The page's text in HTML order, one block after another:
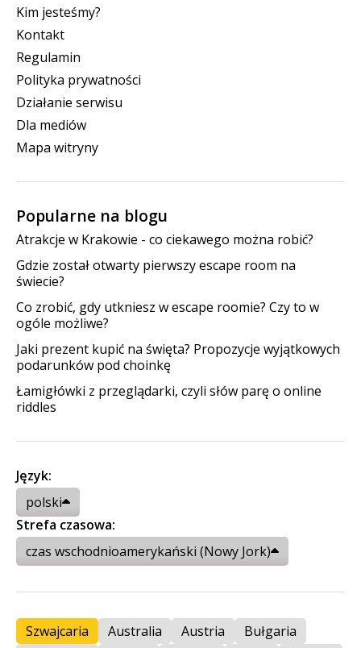
Kim jesteśmy?
Kontakt
Regulamin
Polityka prywatności
Działanie serwisu
Dla mediów
Mapa witryny
Popularne na blogu
Atrakcje w Krakowie - co ciekawego można robić?
Gdzie został otwarty pierwszy escape room na
świecie?
Co zrobić, gdy utkniesz w escape roomie? Czy to w
ogóle możliwe?
Jaki prezent kupić na święta? Propozycje wyjątkowych
podarunków pod choinkę
Łamigłówki z przeglądarki, czyli słów parę o online
riddles
Język:
polski
Strefa czasowa:
czas wschodnioamerykański (Nowy Jork)
Szwajcaria Australia Austria
Bułgaria